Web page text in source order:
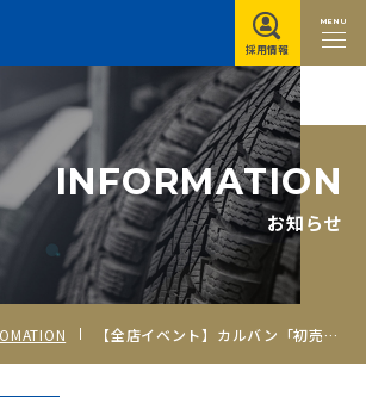
MENU
採用情報
INFORMATION
お知らせ
【全店イベント】カルバン「初売り」開催！（1/6～8）